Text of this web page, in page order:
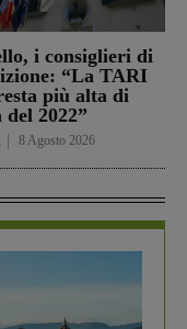
i consiglieri di
“La TARI
più alta di
del 2022”
8 Agosto 2026